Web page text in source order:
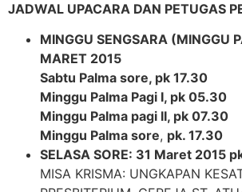
JADWAL UPACARA DAN PETUGAS
MINGGU SENGSARA (MINGGU
MARET 2015
Sabtu Palma sore, pk 17.30
Minggu Palma Pagi I, pk 05.30
Minggu Palma pagi II, pk 07.30
Minggu Palma sore, pk. 17.30
SELASA SORE: 31 Maret 2015
MISA KRISMA: UNGKAPAN